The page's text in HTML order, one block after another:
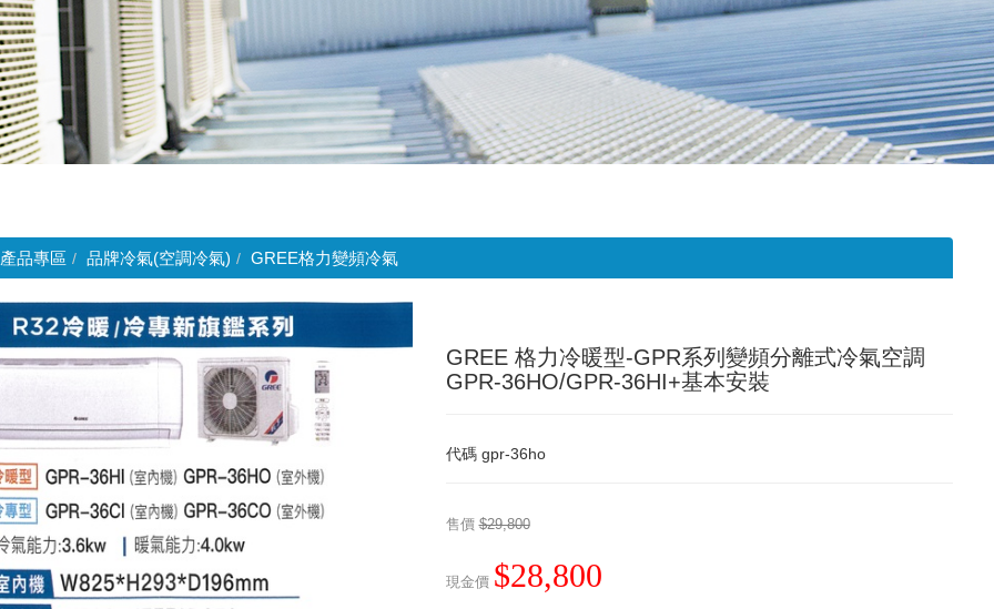
產品專區 品牌冷氣(空調冷氣) GREE格力變頻冷氣
GREE 格力冷暖型-GPR系列變頻分離式冷氣空調
GPR-36HO/GPR-36HI+基本安裝
代碼 gpr-36ho
售價 $29,800
現金價 $28,800